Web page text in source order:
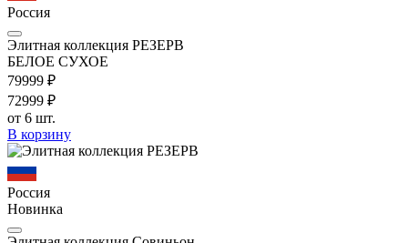
Россия
Элитная коллекция РЕЗЕРВ
БЕЛОЕ СУХОЕ
79999 ₽
72999 ₽
от 6 шт.
В корзину
Россия
Новинка